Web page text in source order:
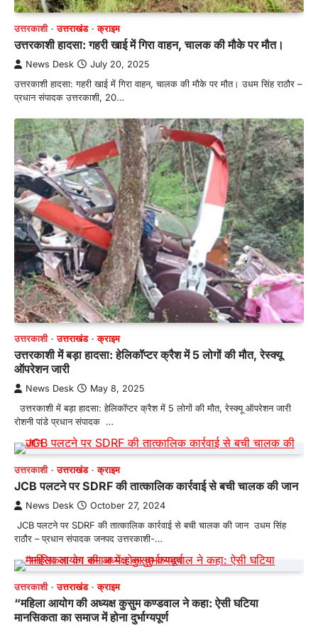
उत्तरकाशी उत्तराखंड क्राइम
उत्तरकाशी हादसा: गहरी खाई में गिरा वाहन, चालक की मौके पर मौत।
News Desk July 20, 2025
उत्तरकाशी हादसा: गहरी खाई में गिरा वाहन, चालक की मौके पर मौत। उधम सिंह राठौर –
प्रधान संपादक उत्तरकाशी, 20…
उत्तरकाशी उत्तराखंड क्राइम
उत्तरकाशी में बड़ा हादसा: हेलिकॉप्टर क्रैश में 5 लोगों की मौत, रेस्क्यू
ऑपरेशन जारी
News Desk May 8, 2025
उत्तरकाशी में बड़ा हादसा: हेलिकॉप्टर क्रैश में 5 लोगों की मौत, रेस्क्यू ऑपरेशन जारी
रोशनी पांडे प्रधान संपादक …
उत्तरकाशी उत्तराखंड क्राइम
JCB पलटने पर SDRF की तात्कालिक कार्रवाई से बची चालक की जान
News Desk October 27, 2024
JCB पलटने पर SDRF की तात्कालिक कार्रवाई से बची चालक की जान उधम सिंह
राठौर – प्रधान संपादक जनपद उत्तरकाशी-…
उत्तरकाशी उत्तराखंड क्राइम
“महिला आयोग की अध्यक्ष कुसुम कण्डवाल ने कहा: ऐसी घटिया
मानसिकता का समाज में होना दुर्भाग्यपूर्ण